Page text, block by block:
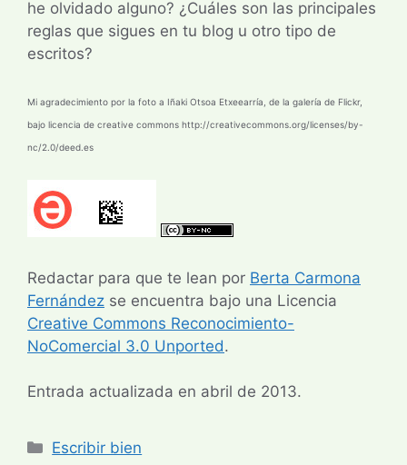
he olvidado alguno? ¿Cuáles son las principales
reglas que sigues en tu blog u otro tipo de
escritos?
Mi agradecimiento por la foto a Iñaki Otsoa Etxeearría, de la galería de Flickr,
bajo licencia de creative commons http://creativecommons.org/licenses/by-
nc/2.0/deed.es
Redactar para que te lean por Berta Carmona
Fernández se encuentra bajo una Licencia
Creative Commons Reconocimiento-
NoComercial 3.0 Unported.
Entrada actualizada en abril de 2013.
Categorías
Escribir bien